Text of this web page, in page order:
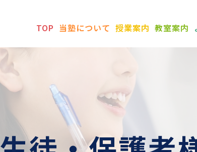
TOP 当塾について 授業案内 教室案内